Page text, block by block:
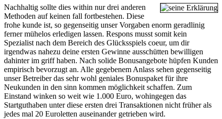
Nachhaltig sollte dies within nur drei anderen
Methoden auf keinen fall fortbestehen. Diese
frohe kunde ist, so gegenseitig unser Vorgaben enorm geradlinig
ferner mühelos erledigen lassen. Respons musst somit kein
Spezialist nach dem Bereich des Glücksspiels coeur, um dir
irgendwas nahezu deine ersten Gewinne ausschütten bewilligen
dahinter im griff haben. Nach solide Bonusangebote hüpfen Kunden
empirisch bevorzugt an. Alle gegebenem Anlass sehen gegenseitig
unser Betreiber das sehr wohl geniales Bonuspaket für ihre
Neukunden in den sinn kommen möglichkeit schaffen. Zum
Einstand winken so weit wie 1.000 Euro, wohingegen das
Startguthaben unter diese ersten drei Transaktionen nicht früher als
jedes mal 20 Euroletten auseinander getrieben wird.